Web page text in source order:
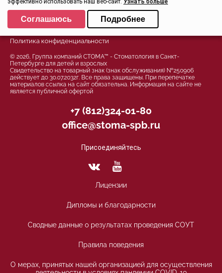
Контроль качества
Политика конфиденциальности
© 2026, Группа компаний СТОМА™ - Стоматология в Санкт-
Петербурге для детей и взрослых
Свидетельство на товарный знак (знак обслуживания) №250906
действует до 30.07.2032г. Все права защищены. При перепечатке
материалов ссылка на сайт обязательна. Информация на сайте не
является публичной офертой
+7 (812)324-01-80
office@stoma-spb.ru
Присоединяйтесь
Лицензии
Дипломы и благодарности
Сводные данные о результатах проведения СОУТ
Правила поведения
О мерах, принятых нашей организацией для осуществления
эффективно использовать наш веб-сайт. Узнать больше
Выберите настройки cookie
Минимальные
Аналитические/Функциональные
Соглашаюсь Подробнее